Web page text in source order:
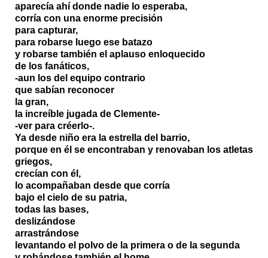
aparecía ahí donde nadie lo esperaba,
corría con una enorme precisión
para capturar,
para robarse luego ese batazo
y robarse también el aplauso enloquecido
de los fanáticos,
-aun los del equipo contrario
que sabían reconocer
la gran,
la increíble jugada de Clemente-
-ver para créerlo-.
Ya desde niño era la estrella del barrio,
porque en él se encontraban y renovaban los atletas
griegos,
crecían con él,
lo acompañaban desde que corría
bajo el cielo de su patria,
todas las bases,
deslizándose
arrastrándose
levantando el polvo de la primera o de la segunda